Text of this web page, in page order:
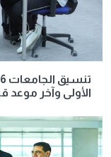
الأولى وآخر موعد